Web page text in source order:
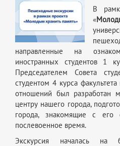
В
«
направленные на
иностранных студентов 1
Председателем Совета
студентом 4 курса
отношений был разработан
центру нашего города,
города, знакомящие с
послевоенное время.
Экскурсия началась на